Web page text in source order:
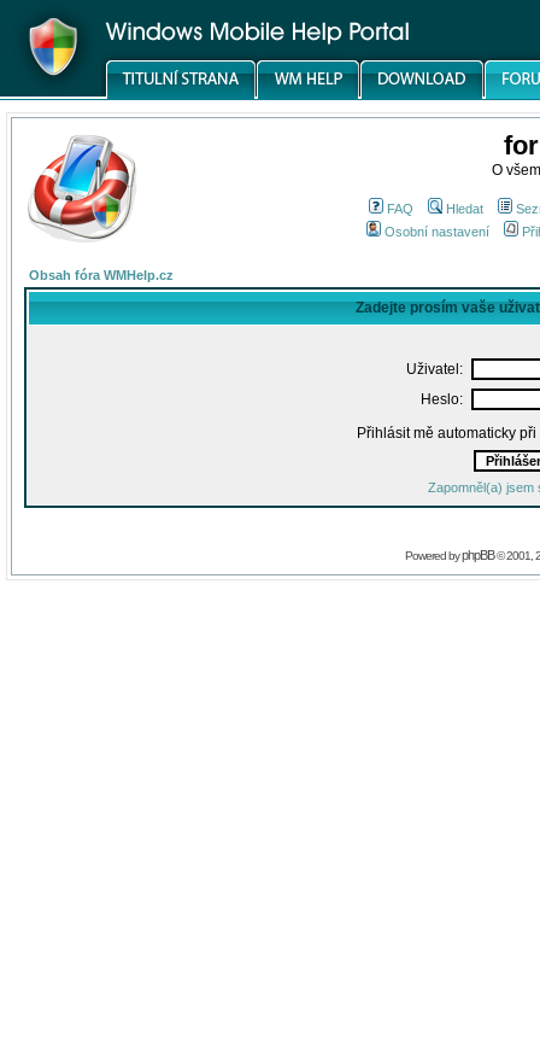
O
FAQ Hledat
Osobní nastavení
Obsah fóra WMHelp.cz
Zadejte prosím vaše
Uživatel:
Heslo:
Přihlásit mě automaticky
Zapomněl(a) jsem
Powered byphpBB© 2001,